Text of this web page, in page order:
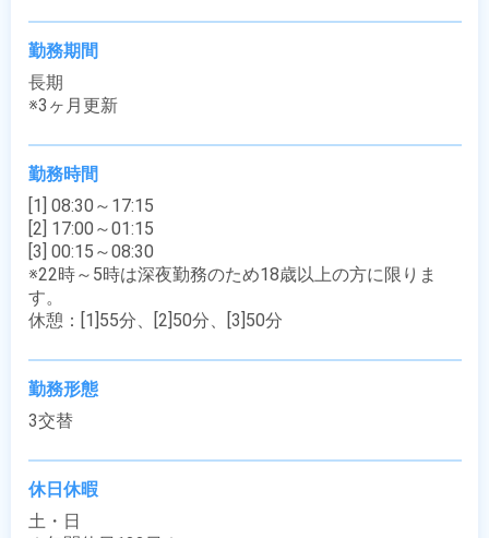
勤務期間
長期
※3ヶ月更新
勤務時間
[1] 08:30～17:15
[2] 17:00～01:15
[3] 00:15～08:30
※22時～5時は深夜勤務のため18歳以上の方に限りま
す。
休憩：[1]55分、[2]50分、[3]50分
勤務形態
3交替
休日休暇
土・日